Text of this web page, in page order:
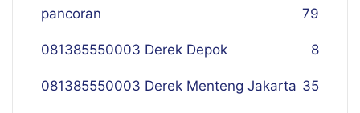
pancoran 79
081385550003 Derek Depok 8
081385550003 Derek Menteng Jakarta 35